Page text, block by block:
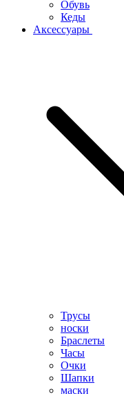
Обувь
Кеды
Аксессуары
Трусы
носки
Браслеты
Часы
Очки
Шапки
маски